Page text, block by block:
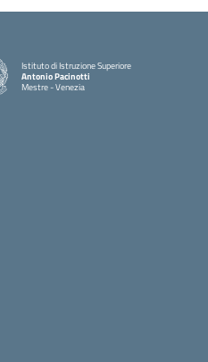
Istituto di Istruzione Superiore
Antonio Pacinotti
Mestre - Venezia